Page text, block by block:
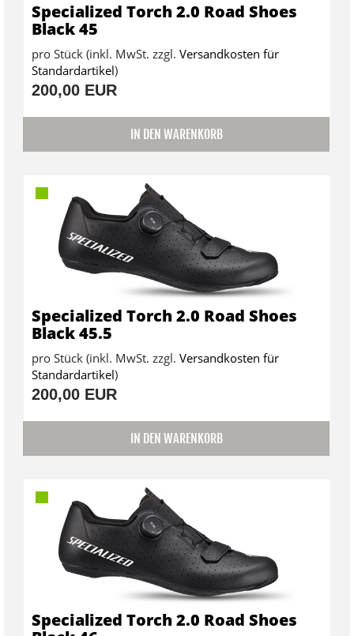
Specialized Torch 2.0 Road Shoes
Black 45
pro Stück (inkl. MwSt. zzgl. Versandkosten für
Standardartikel)
200,00 EUR
IN DEN WARENKORB
Specialized Torch 2.0 Road Shoes
Black 45.5
pro Stück (inkl. MwSt. zzgl. Versandkosten für
Standardartikel)
200,00 EUR
IN DEN WARENKORB
Specialized Torch 2.0 Road Shoes